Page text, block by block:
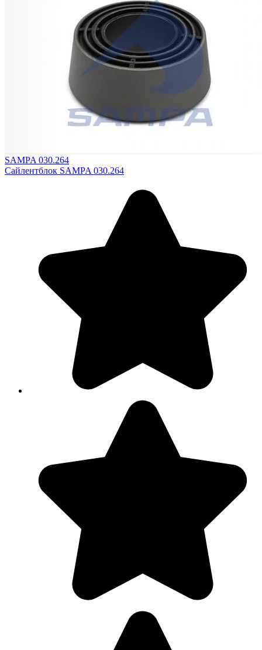
SAMPA 030.264
Сайлентблок SAMPA 030.264